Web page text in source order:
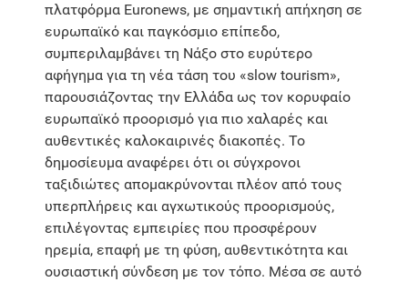
πλατφόρμα Euronews, με σημαντική απήχηση σε
ευρωπαϊκό και παγκόσμιο επίπεδο,
συμπεριλαμβάνει τη Νάξο στο ευρύτερο
αφήγημα για τη νέα τάση του «slow tourism»,
παρουσιάζοντας την Ελλάδα ως τον κορυφαίο
ευρωπαϊκό προορισμό για πιο χαλαρές και
αυθεντικές καλοκαιρινές διακοπές. Το
δημοσίευμα αναφέρει ότι οι σύγχρονοι
ταξιδιώτες απομακρύνονται πλέον από τους
υπερπλήρεις και αγχωτικούς προορισμούς,
επιλέγοντας εμπειρίες που προσφέρουν
ηρεμία, επαφή με τη φύση, αυθεντικότητα και
ουσιαστική σύνδεση με τον τόπο. Μέσα σε αυτό